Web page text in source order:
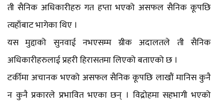
ती सैनिक अधिकारीहरु गत हप्ता भएको असफल सैनिक कूपछि
त्यहाँबाट भागेका थिए ।
यस मुद्दाको सुनवाई नभएसम्म ग्रीक अदालतले ती सैनिक
अधिकारीहरुलाई प्रहरी हिरासतमा लिएको बताएको छ ।
टर्कीमा अचानक भएको असफल सैनिक कूपछि लाखौं मानिस कुनै
न कुनै प्रकारले प्रभावित भएका छन् । विद्रोहमा सहभागी भएको